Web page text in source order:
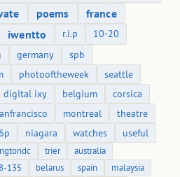
poems
france
iwentto r.i.p
10-20
germany
spb
photooftheweek
seattle
digital ixy belgium
corsica
montreal
theatre
niagara watches useful
trier
australia
135 belarus spain
malaysia